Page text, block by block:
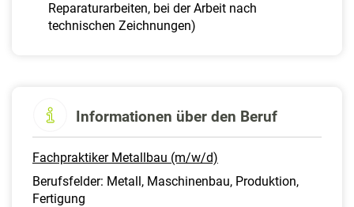
Reparaturarbeiten, bei der Arbeit nach
technischen Zeichnungen)
Informationen über den Beruf
Fachpraktiker Metallbau (m/w/d)
Berufsfelder: Metall, Maschinenbau, Produktion,
Fertigung